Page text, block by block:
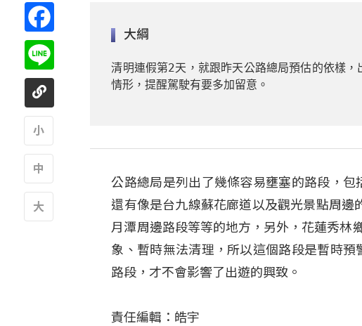
大綱
清明連假第2天，就跟昨天公路總局預估的依樣
情形，提醒駕駛有要多加留意。
公路總局是列出了幾條容易壅塞的路段，包
還有像是台九線蘇花廊道以及觀光景點周邊
月潭周邊路段等等的地方，另外，花蓮秀林
象、暫時無法清理，所以這個路段是暫時
路段，才不會影響了出遊的興致。
責任編輯：皓宇